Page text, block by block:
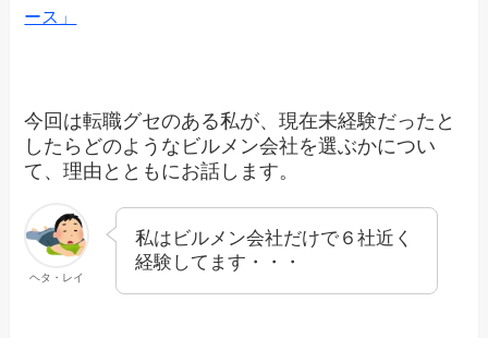
ース」
今回は転職グセのある私が、現在未経験だったと
したらどのようなビルメン会社を選ぶかについ
て、理由とともにお話します。
ヘタ・レイ
私はビルメン会社だけで６社近く
経験してます・・・